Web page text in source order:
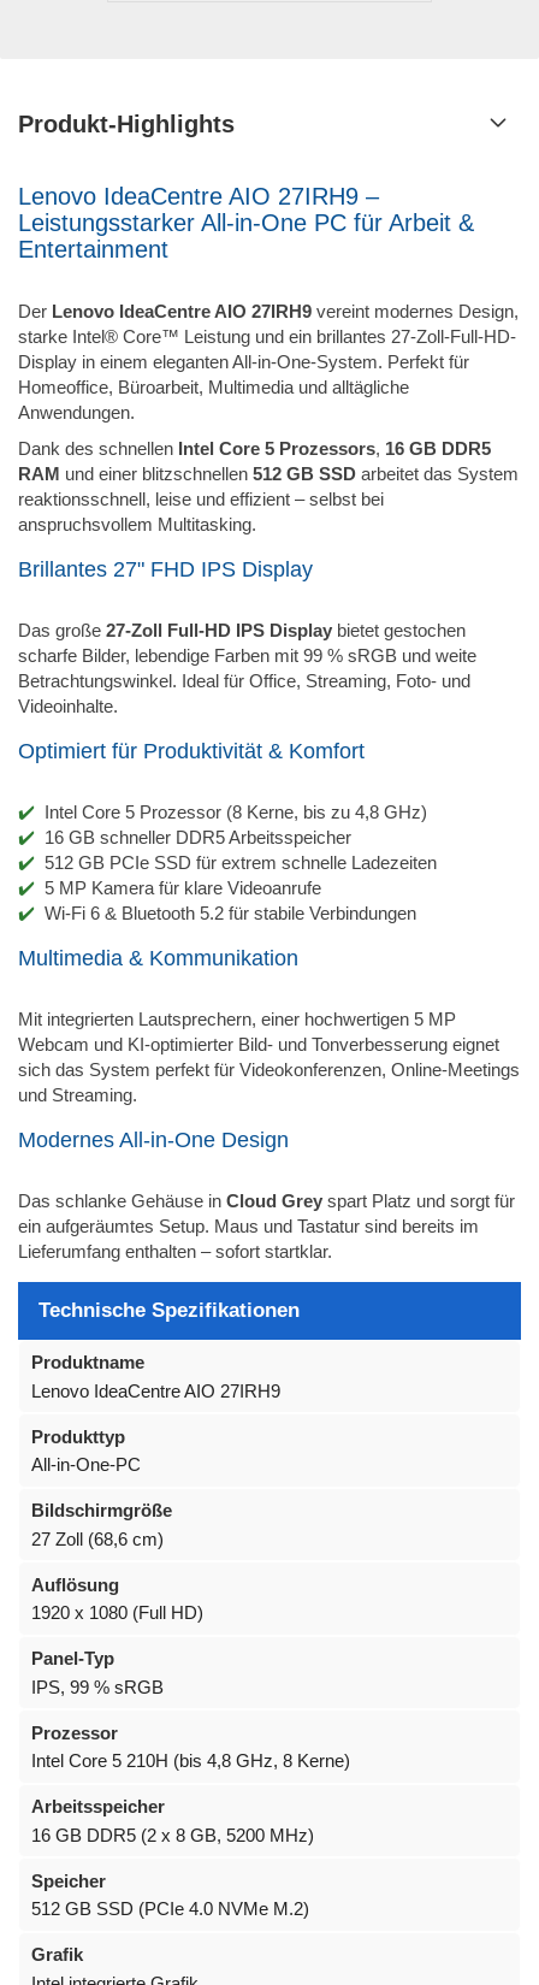
Produkt-Highlights
Lenovo IdeaCentre AIO 27IRH9 –
Leistungsstarker All-in-One PC für Arbeit &
Entertainment
Der Lenovo IdeaCentre AIO 27IRH9 vereint modernes Design,
starke Intel® Core™ Leistung und ein brillantes 27-Zoll-Full-HD-
Display in einem eleganten All-in-One-System. Perfekt für
Homeoffice, Büroarbeit, Multimedia und alltägliche
Anwendungen.
Dank des schnellen Intel Core 5 Prozessors, 16 GB DDR5
RAM und einer blitzschnellen 512 GB SSD arbeitet das System
reaktionsschnell, leise und effizient – selbst bei
anspruchsvollem Multitasking.
Brillantes 27" FHD IPS Display
Das große 27-Zoll Full-HD IPS Display bietet gestochen
scharfe Bilder, lebendige Farben mit 99 % sRGB und weite
Betrachtungswinkel. Ideal für Office, Streaming, Foto- und
Videoinhalte.
Optimiert für Produktivität & Komfort
Intel Core 5 Prozessor (8 Kerne, bis zu 4,8 GHz)
16 GB schneller DDR5 Arbeitsspeicher
512 GB PCIe SSD für extrem schnelle Ladezeiten
5 MP Kamera für klare Videoanrufe
Wi-Fi 6 & Bluetooth 5.2 für stabile Verbindungen
Multimedia & Kommunikation
Mit integrierten Lautsprechern, einer hochwertigen 5 MP
Webcam und KI-optimierter Bild- und Tonverbesserung eignet
sich das System perfekt für Videokonferenzen, Online-Meetings
und Streaming.
Modernes All-in-One Design
Das schlanke Gehäuse in Cloud Grey spart Platz und sorgt für
ein aufgeräumtes Setup. Maus und Tastatur sind bereits im
Lieferumfang enthalten – sofort startklar.
Technische Spezifikationen
Produktname
Lenovo IdeaCentre AIO 27IRH9
Produkttyp
All-in-One-PC
Bildschirmgröße
27 Zoll (68,6 cm)
Auflösung
1920 x 1080 (Full HD)
Panel-Typ
IPS, 99 % sRGB
Prozessor
Intel Core 5 210H (bis 4,8 GHz, 8 Kerne)
Arbeitsspeicher
16 GB DDR5 (2 x 8 GB, 5200 MHz)
Speicher
512 GB SSD (PCIe 4.0 NVMe M.2)
Grafik